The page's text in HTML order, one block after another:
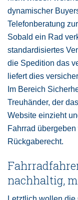
dynamischer
Telefonberatung
Sobald ein Rad
standardisiertes
die Spedition das
liefert dies
Im Bereich
Treuhänder, der
Website einzieht
Fahrrad
Rückgaberecht.
nachhaltig,